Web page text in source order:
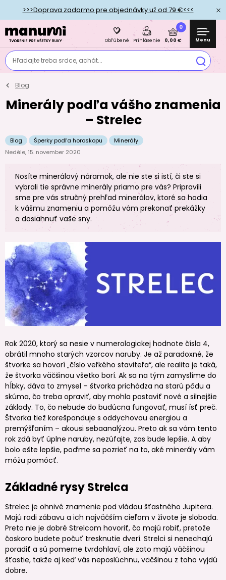
>>>Doprava zadarmo pre objednávky už od 79 €<<<
Hľadajte treba srdce, achát...
Obľúbené Prihlásenie
0
0,00 € Menu
Blog
Minerály podľa vášho znamenia
– Strelec
Blog Šperky podľa horoskopu
Minerály
Neděle, 15. november 2020
Nosíte minerálový náramok, ale nie ste si istí, či ste si
vybrali tie správne minerály priamo pre vás? Pripravili
sme pre vás stručný prehľad minerálov, ktoré sa hodia
k vášmu znameniu a pomôžu vám prekonať prekážky
a dosiahnuť vaše sny.
Rok 2020, ktorý sa nesie v numerologickej hodnote čísla 4,
obrátil mnoho starých vzorcov naruby. Je až paradoxné, že
štvorke sa hovorí „číslo veľkého staviteľa“, ale realita je taká,
že štvorka väčšinou všetko borí. Ak sa na tým zamyslíme do
hĺbky, dáva to zmysel – štvorka prichádza na starú pôdu a
skúma, čo treba opraviť, aby mohla postaviť nové a silnejšie
základy. To, čo nebude do budúcna fungovať, musí ísť preč.
Štvorka tiež korešponduje s oddychovou energiou a
premýšľaním – akousi sebaanalýzou. Preto ak sa vám tento
rok zdá byť úplne naruby, nezúfajte, zas bude lepšie. A aby
bolo ešte lepšie, poďme sa pozrieť na to, aké minerály vám
môžu pomôcť.
Základné rysy Strelca
Strelec je ohnivé znamenie pod vládou šťastného Jupitera.
Majú radi zábavu a ich najväčším cieľom v živote je sloboda.
Preto nie je dobré Strelcom hovoriť, čo majú robiť, pretože
čoskoro budete počuť tresknutie dverí. Strelci si nenechajú
poradiť a sú pomerne tvrdohlaví, ale zato majú väčšinou
šťastie, takže aj keď vás neposlúchnu, väčšinou z toho vyjdú
dobre.